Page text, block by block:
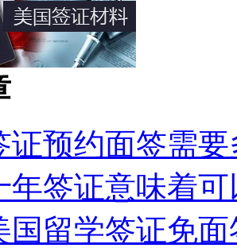
证预约面签需
年签证意味着
国留学签证免